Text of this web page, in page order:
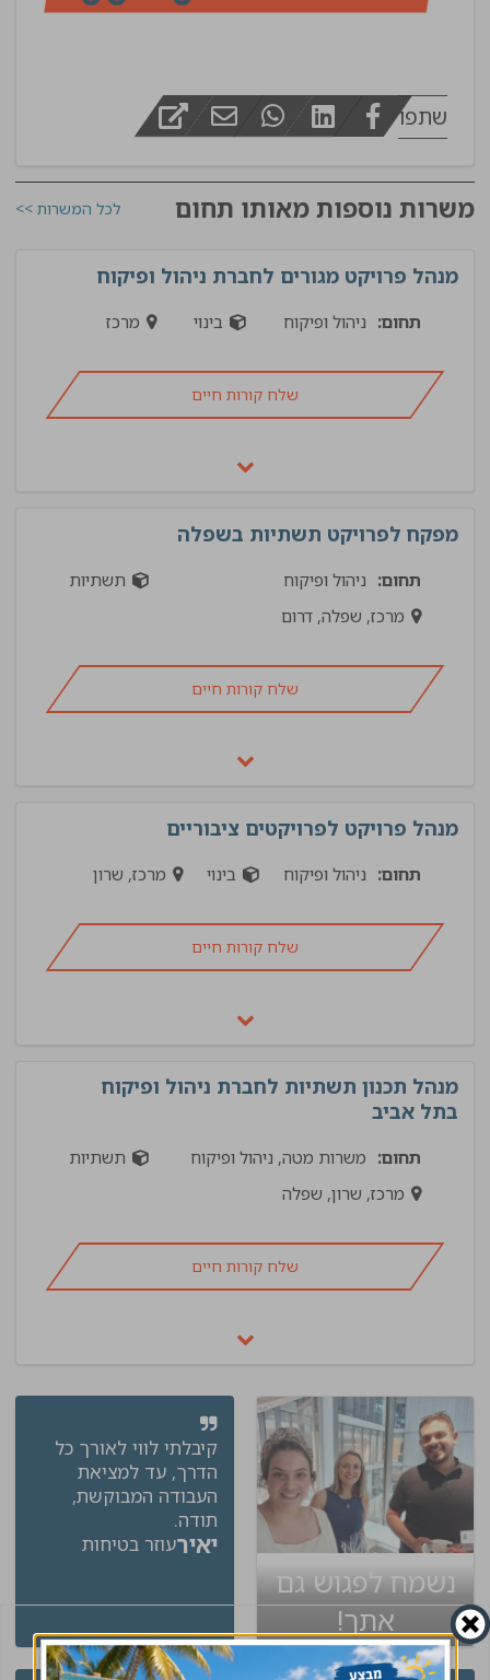
שתפו
משרות נוספות מאותו תחום לכל המשרות >>
מנהל פרויקט מגורים לחברת ניהול ופיקוח
תחום: ניהול ופיקוח בינוי מרכז
שלח קורות חיים
מפקח לפרויקט תשתיות בשפלה
תחום: ניהול ופיקוח
תשתיות
מרכז, שפלה, דרום
שלח קורות חיים
מנהל פרויקט לפרויקטים ציבוריים
תחום: ניהול ופיקוח בינוי מרכז, שרון
שלח קורות חיים
מנהל תכנון תשתיות לחברת ניהול ופיקוח
בתל אביב
תחום: משרות מטה, ניהול ופיקוח
תשתיות
מרכז, שרון, שפלה
שלח קורות חיים
נשמח לפגוש גם
אתך!
קיבלתי לווי לאורך כל
הדרך, עד למציאת
העבודה המבוקשת,
תודה.
יאירעוזר בטיחות